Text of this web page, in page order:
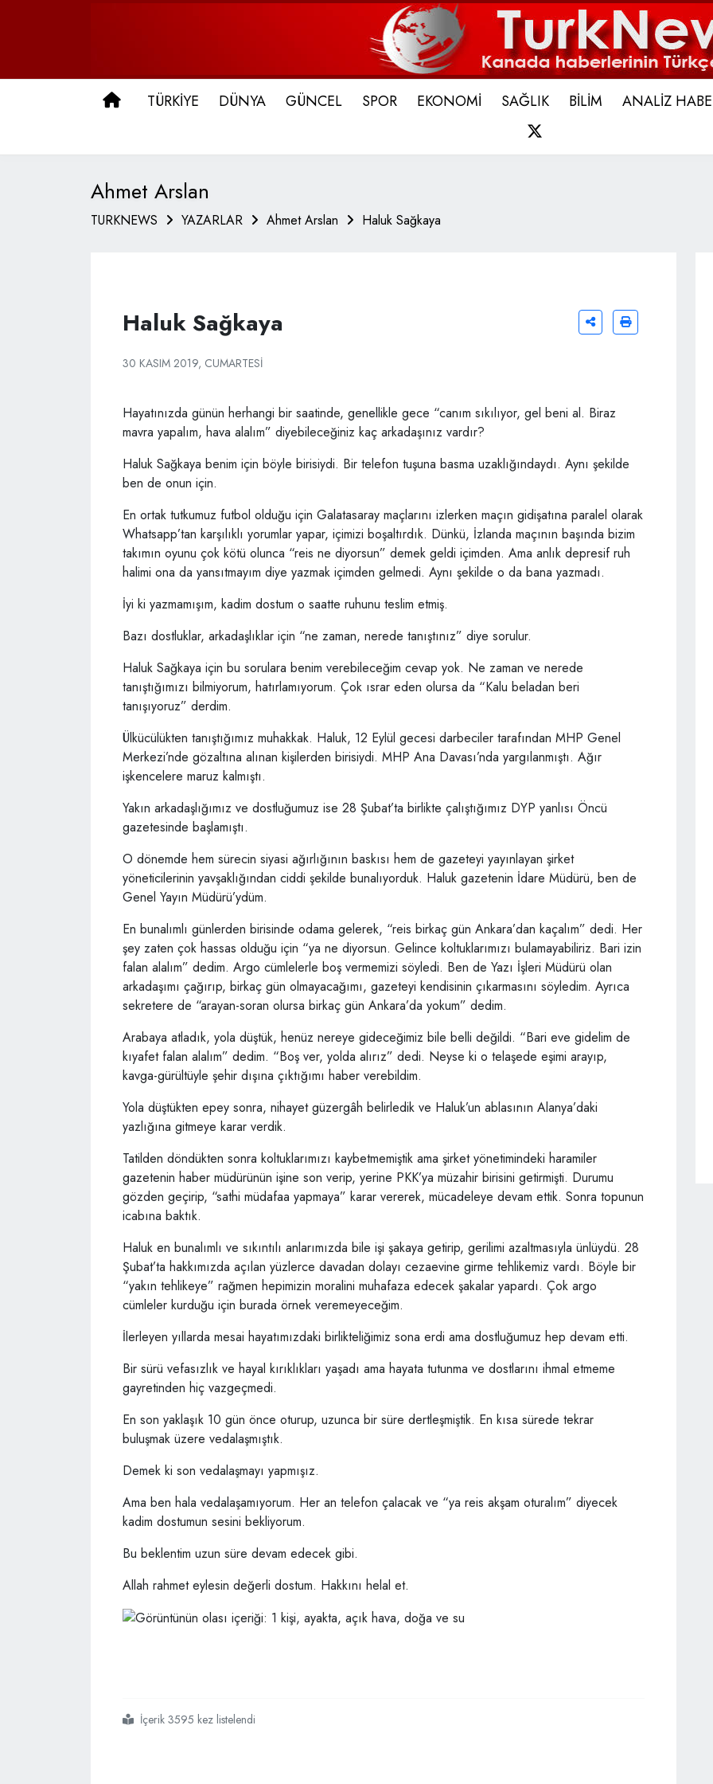
ANA SAYFA
TÜRKİYE DÜNYA GÜNCEL SPOR EKONOMİ SAĞLIK BİLİM ANALİZ
Ahmet Arslan
TURKNEWS YAZARLAR Ahmet Arslan Haluk Sağkaya
Haluk Sağkaya
30 KASIM 2019, CUMARTESI
Hayatınızda günün herhangi bir saatinde, genellikle gece “canım sıkılıyor, gel beni al. Biraz
mavra yapalım, hava alalım” diyebileceğiniz kaç arkadaşınız vardır?
Haluk Sağkaya benim için böyle birisiydi. Bir telefon tuşuna basma uzaklığındaydı. Aynı şekilde
ben de onun için.
En ortak tutkumuz futbol olduğu için Galatasaray maçlarını izlerken maçın gidişatına paralel olarak
Whatsapp’tan karşılıklı yorumlar yapar, içimizi boşaltırdık. Dünkü, İzlanda maçının başında bizim
takımın oyunu çok kötü olunca “reis ne diyorsun” demek geldi içimden. Ama anlık depresif ruh
halimi ona da yansıtmayım diye yazmak içimden gelmedi. Aynı şekilde o da bana yazmadı.
İyi ki yazmamışım, kadim dostum o saatte ruhunu teslim etmiş.
Bazı dostluklar, arkadaşlıklar için “ne zaman, nerede tanıştınız” diye sorulur.
Haluk Sağkaya için bu sorulara benim verebileceğim cevap yok. Ne zaman ve nerede
tanıştığımızı bilmiyorum, hatırlamıyorum. Çok ısrar eden olursa da “Kalu beladan beri
tanışıyoruz” derdim.
Ülkücülükten tanıştığımız muhakkak. Haluk, 12 Eylül gecesi darbeciler tarafından MHP Genel
Merkezi’nde gözaltına alınan kişilerden birisiydi. MHP Ana Davası’nda yargılanmıştı. Ağır
işkencelere maruz kalmıştı.
Yakın arkadaşlığımız ve dostluğumuz ise 28 Şubat’ta birlikte çalıştığımız DYP yanlısı Öncü
gazetesinde başlamıştı.
O dönemde hem sürecin siyasi ağırlığının baskısı hem de gazeteyi yayınlayan şirket
yöneticilerinin yavşaklığından ciddi şekilde bunalıyorduk. Haluk gazetenin İdare Müdürü, ben de
Genel Yayın Müdürü’ydüm.
En bunalımlı günlerden birisinde odama gelerek, “reis birkaç gün Ankara’dan kaçalım” dedi. Her
şey zaten çok hassas olduğu için “ya ne diyorsun. Gelince koltuklarımızı bulamayabiliriz. Bari izin
falan alalım” dedim. Argo cümlelerle boş vermemizi söyledi. Ben de Yazı İşleri Müdürü olan
arkadaşımı çağırıp, birkaç gün olmayacağımı, gazeteyi kendisinin çıkarmasını söyledim. Ayrıca
sekretere de “arayan-soran olursa birkaç gün Ankara’da yokum” dedim.
Arabaya atladık, yola düştük, henüz nereye gideceğimiz bile belli değildi. “Bari eve gidelim de
kıyafet falan alalım” dedim. “Boş ver, yolda alırız” dedi. Neyse ki o telaşede eşimi arayıp,
kavga-gürültüyle şehir dışına çıktığımı haber verebildim.
Yola düştükten epey sonra, nihayet güzergâh belirledik ve Haluk’un ablasının Alanya’daki
yazlığına gitmeye karar verdik.
Tatilden döndükten sonra koltuklarımızı kaybetmemiştik ama şirket yönetimindeki haramiler
gazetenin haber müdürünün işine son verip, yerine PKK’ya müzahir birisini getirmişti. Durumu
gözden geçirip, “sathi müdafaa yapmaya” karar vererek, mücadeleye devam ettik. Sonra topunun
icabına baktık.
Haluk en bunalımlı ve sıkıntılı anlarımızda bile işi şakaya getirip, gerilimi azaltmasıyla ünlüydü. 28
Şubat’ta hakkımızda açılan yüzlerce davadan dolayı cezaevine girme tehlikemiz vardı. Böyle bir
“yakın tehlikeye” rağmen hepimizin moralini muhafaza edecek şakalar yapardı. Çok argo
cümleler kurduğu için burada örnek veremeyeceğim.
İlerleyen yıllarda mesai hayatımızdaki birlikteliğimiz sona erdi ama dostluğumuz hep devam etti.
Bir sürü vefasızlık ve hayal kırıklıkları yaşadı ama hayata tutunma ve dostlarını ihmal etmeme
gayretinden hiç vazgeçmedi.
En son yaklaşık 10 gün önce oturup, uzunca bir süre dertleşmiştik. En kısa sürede tekrar
buluşmak üzere vedalaşmıştık.
Demek ki son vedalaşmayı yapmışız.
Ama ben hala vedalaşamıyorum. Her an telefon çalacak ve “ya reis akşam oturalım” diyecek
kadim dostumun sesini bekliyorum.
Bu beklentim uzun süre devam edecek gibi.
Allah rahmet eylesin değerli dostum. Hakkını helal et.
#haluk
#sağkaya
İçerik 3595 kez listelendi